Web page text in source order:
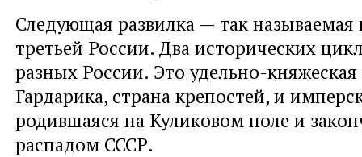
Следующая развилка — так называемая
третьей России. Два исторических
разных России. Это удельно-
Гардарика, страна крепостей, и
родившаяся на Куликовом поле и
распадом СССР.